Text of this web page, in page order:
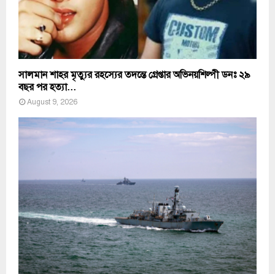
সালমান শাহর মৃত্যুর রহস্যের তদন্তে গ্রেপ্তার অভিনয়শিল্পী ডনঃ ২৯
বছর পর হত্যা...
August 9, 2026